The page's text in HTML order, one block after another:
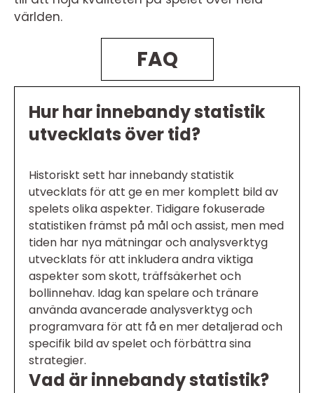
världen.
FAQ
Hur har innebandy statistik
utvecklats över tid?
Historiskt sett har innebandy statistik
utvecklats för att ge en mer komplett bild av
spelets olika aspekter. Tidigare fokuserade
statistiken främst på mål och assist, men med
tiden har nya mätningar och analysverktyg
utvecklats för att inkludera andra viktiga
aspekter som skott, träffsäkerhet och
bollinnehav. Idag kan spelare och tränare
använda avancerade analysverktyg och
programvara för att få en mer detaljerad och
specifik bild av spelet och förbättra sina
strategier.
Vad är innebandy statistik?